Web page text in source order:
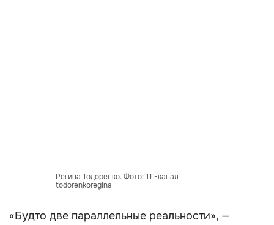
Регина Тодоренко. Фото: ТГ-канал
todorenkoregina
«Будто две параллельные реальности», —